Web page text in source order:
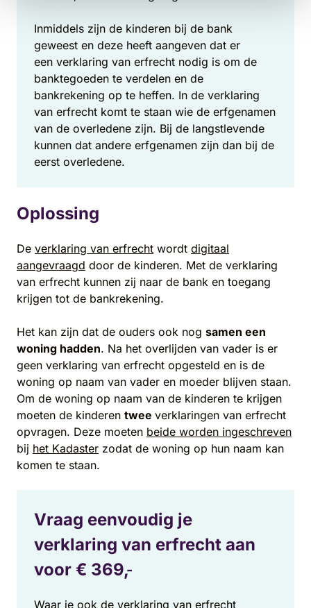
Inmiddels zijn de kinderen bij de bank
geweest en deze heeft aangeven dat er
een verklaring van erfrecht nodig is om de
banktegoeden te verdelen en de
bankrekening op te heffen. In de verklaring
van erfrecht komt te staan wie de erfgenamen
van de overledene zijn. Bij de langstlevende
kunnen dat andere erfgenamen zijn dan bij de
eerst overledene.
Oplossing
De verklaring van erfrecht wordt digitaal
aangevraagd door de kinderen. Met de verklaring
van erfrecht kunnen zij naar de bank en toegang
krijgen tot de bankrekening.
Het kan zijn dat de ouders ook nog samen een
woning hadden. Na het overlijden van vader is er
geen verklaring van erfrecht opgesteld en is de
woning op naam van vader en moeder blijven staan.
Om de woning op naam van de kinderen te krijgen
moeten de kinderen twee verklaringen van erfrecht
opvragen. Deze moeten beide worden ingeschreven
bij het Kadaster zodat de woning op hun naam kan
komen te staan.
Vraag eenvoudig je
verklaring van erfrecht aan
voor € 369,-
Waar je ook de verklaring van erfrecht